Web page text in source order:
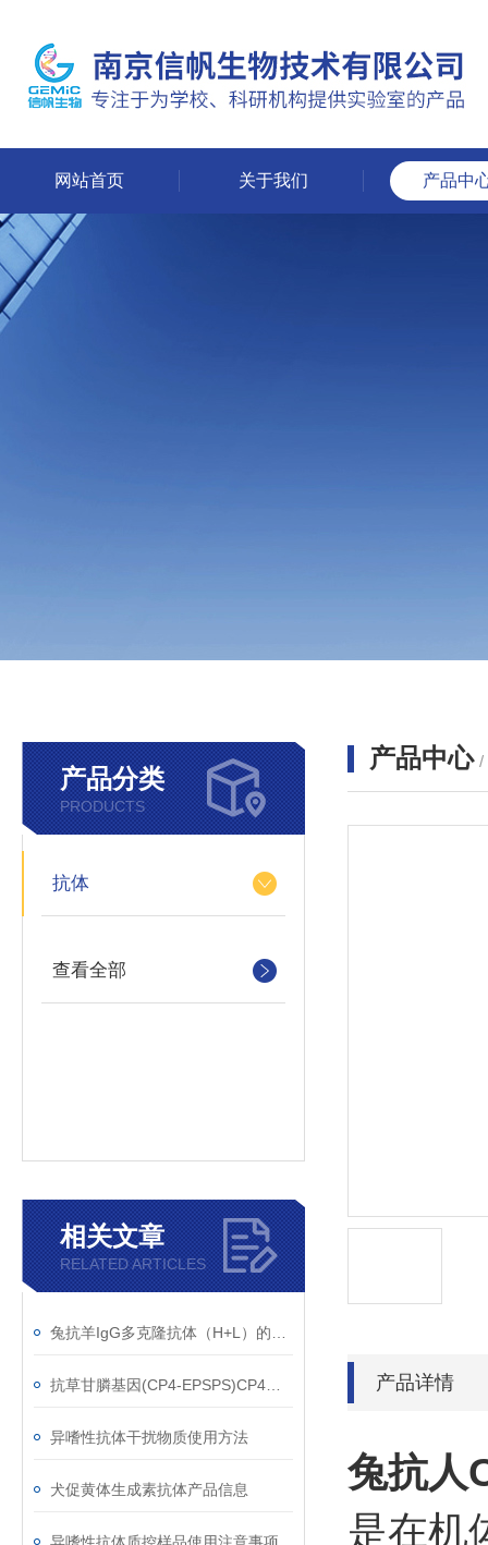
网站首页 关于我们 产品中
产品分类
PRODUCTS
抗体
查看全部
相关文章
RELATED ARTICLES
异嗜性抗体干扰物质使用方法
犬促黄体生成素抗体产品信息
产品中心 /
产品详情
兔抗人
是在机